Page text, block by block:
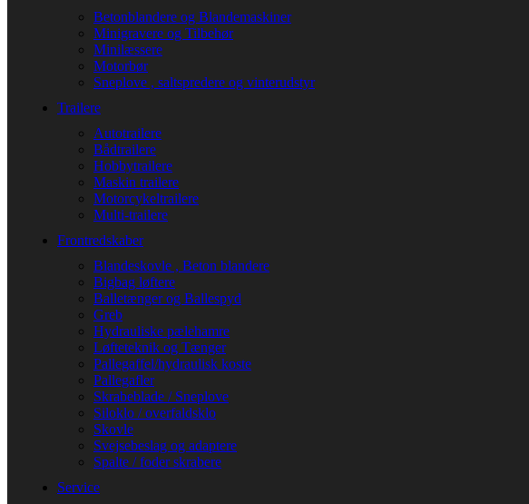
Betonblandere og Blandemaskiner
Minigravere og Tilbehør
Minilæssere
Motorbør
Sneplove , saltspredere og vinterudstyr
Trailere
Autotrailere
Bådtrailere
Hobbytrailere
Maskin trailere
Motorcykeltrailere
Multi-trailere
Frontredskaber
Blandeskovle , Beton blandere
Bigbag løftere
Balletænger og Ballespyd
Greb
Hydrauliske pælehamre
Løfteteknik og Tænger
Pallegaffel/hydraulisk koste
Pallegafler
Skrabeblade / Sneplove
Siloklo / overfaldsklo
Skovle
Svejsebeslag og adaptere
Spalte / foder skrabere
Service